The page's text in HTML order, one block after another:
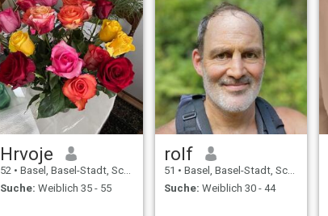
Hrvoje
52 • Basel, Basel-Stadt, Schweiz
Suche: Weiblich 35 - 55
rolf
51 • Basel, Basel-Stadt, Schweiz
Suche: Weiblich 30 - 44